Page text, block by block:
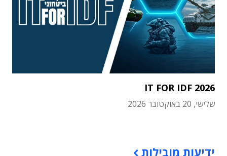
IT FOR IDF 2026
שלישי, 20 באוקטובר 2026
ידיעות מובילות